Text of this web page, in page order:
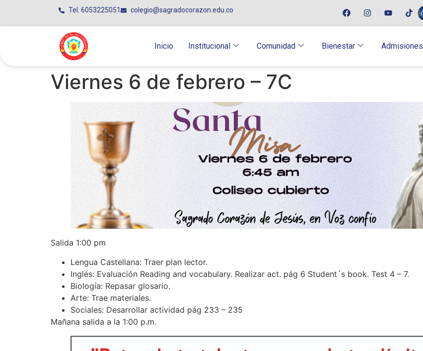
Tel. 6053225051 colegio@sagradocorazon.edu.co
Inicio Institucional Comunidad Bienestar Admisiones
Viernes 6 de febrero – 7C
Salida 1:00 pm
Lengua Castellana: Traer plan lector.
Inglés: Evaluación Reading and vocabulary. Realizar act. pág 6 Student´s book. Test 4 – 7.
Biología: Repasar glosario.
Arte: Trae materiales.
Sociales: Desarrollar actividad pág 233 – 235
Mañana salida a la 1:00 p.m.